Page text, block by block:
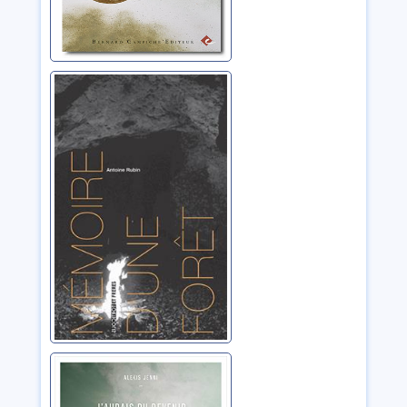
Mémoire d'une
forêt
Rubin, Antoine
J'aurais pu
devenir